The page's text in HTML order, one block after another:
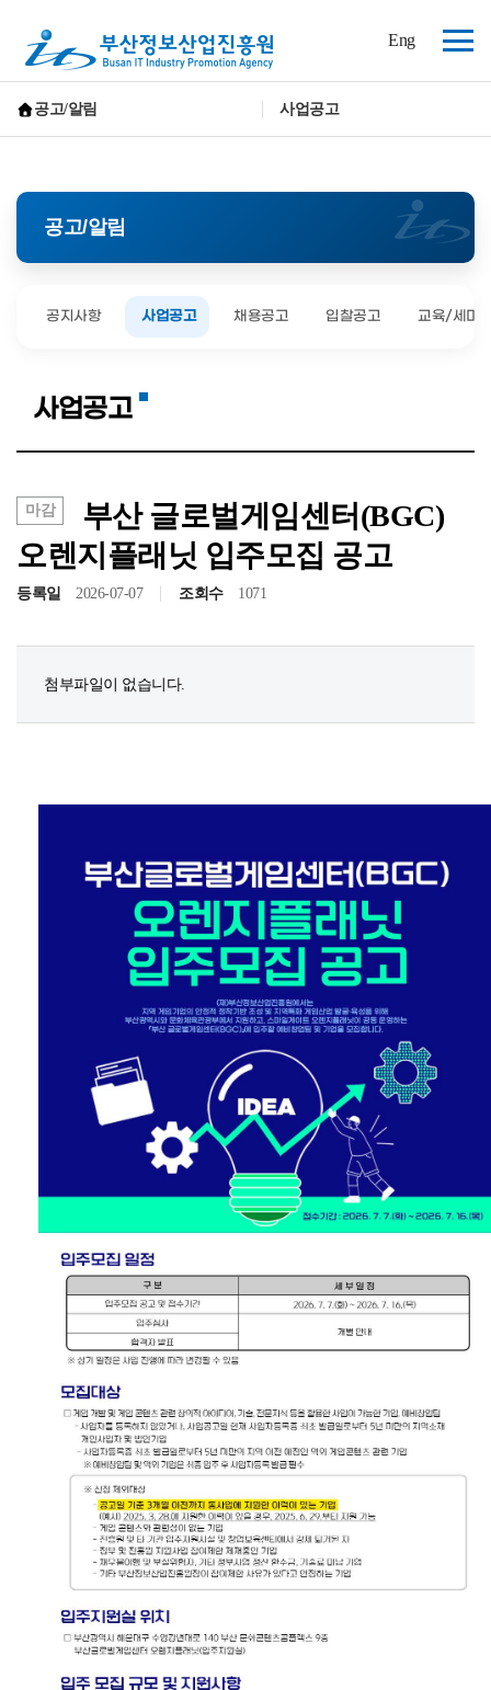
(재)
부
산
정
보
산
업
Eng
체
공고/알림 공지사항
BIPA소식 보도자료 포토뉴스
사업안내 추진사업
자료실
공고/알림 사업공고
공고/알림
공지사항 사업공고 채용공고 입찰공고 교육/세미
사업공고
마감
부산 글로벌게임센터(BGC)
오렌지플래닛 입주모집 공고
등록일 2026-07-07 조회수 1071
첨부파일이 없습니다.